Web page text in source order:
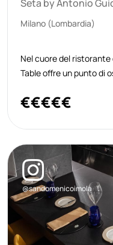
Seta by Antonio
Milano (Lombardia)
Nel cuore del ristorante
Table offre un punto di
Guida e della sua
€€€€€
@sandomenicoimola